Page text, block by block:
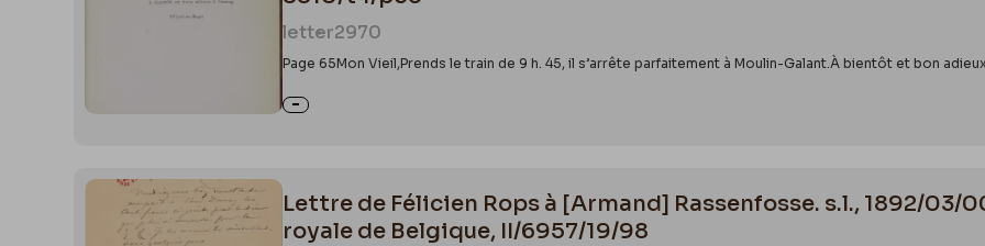
url=http%3A%2F%2Fconnaitrelawallonie.wallonie.be%2Ffr%2Flieux-de-
letter2970
Page 65Mon Vieil,Prends le train de 9 h. 45, il s’arrête parfaitement à Moulin-Galant.À bientôt et bon
Lettre de Félicien Rops à [Armand] Rassenfosse. s.l., 1892/03/
royale de Belgique, II/6957/19/98